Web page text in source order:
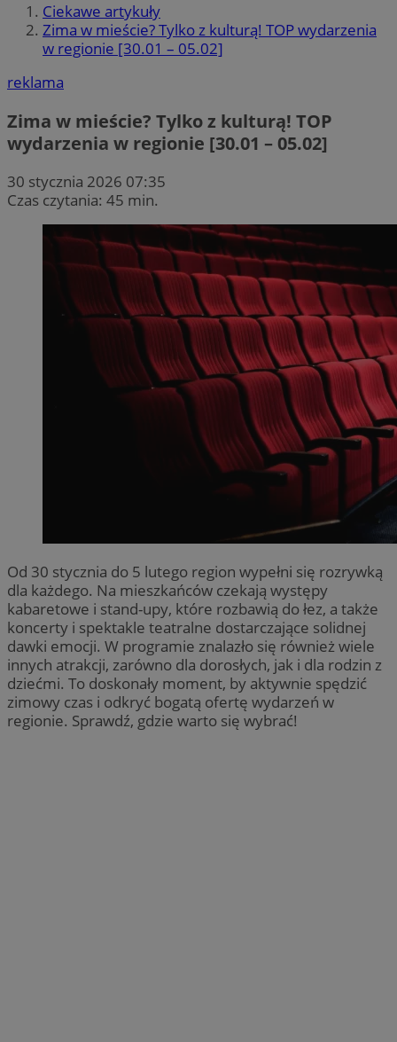
Ciekawe artykuły
Zima w mieście? Tylko z kulturą! TOP wydarzenia
w regionie [30.01 – 05.02]
reklama
Zima w mieście? Tylko z kulturą! TOP
wydarzenia w regionie [30.01 – 05.02]
30 stycznia 2026 07:35
Czas czytania: 45 min.
Od 30 stycznia do 5 lutego region wypełni się rozrywką
dla każdego. Na mieszkańców czekają występy
kabaretowe i stand-upy, które rozbawią do łez, a także
koncerty i spektakle teatralne dostarczające solidnej
dawki emocji. W programie znalazło się również wiele
innych atrakcji, zarówno dla dorosłych, jak i dla rodzin z
dziećmi. To doskonały moment, by aktywnie spędzić
zimowy czas i odkryć bogatą ofertę wydarzeń w
regionie. Sprawdź, gdzie warto się wybrać!